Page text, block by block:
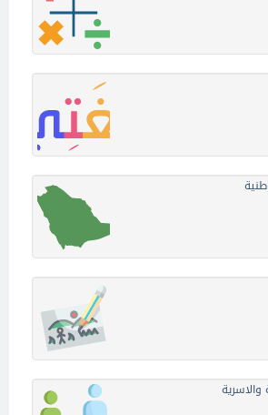
والاسرية